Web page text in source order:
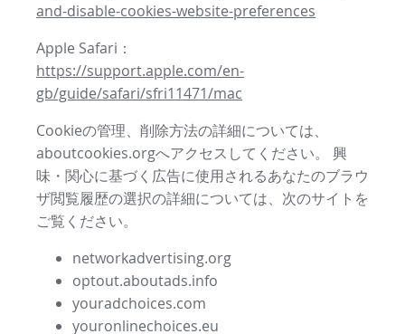
and-disable-cookies-website-preferences
Apple Safari：
https://support.apple.com/en-
gb/guide/safari/sfri11471/mac
Cookieの管理、削除方法の詳細については、
aboutcookies.orgへアクセスしてください。 興
味・関心に基づく広告に使用されるあなたのブラウ
ザ閲覧履歴の選択の詳細については、次のサイトを
ご覧ください。
networkadvertising.org
optout.aboutads.info
youradchoices.com
youronlinechoices.eu